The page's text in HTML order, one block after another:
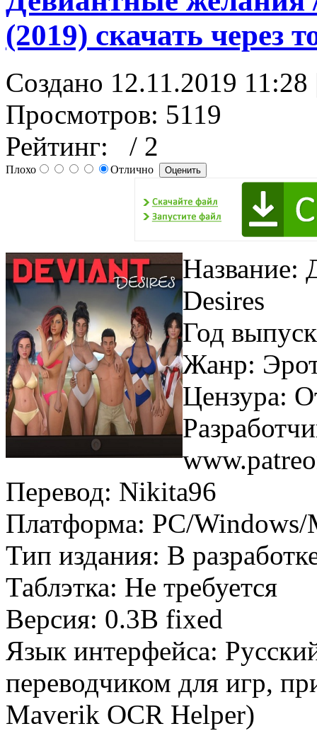
(2019) скачать через
Создано 12.11.2019 11:28
Просмотров: 5119
Рейтинг:
/ 2
Плохо Отлично
Название:
Desires
Год
Жанр:
Цензура:
Перевод: Nikita96
Платформа: PC/
Тип издания: В
Таблэтка: Не требуется
Версия: 0.3B fixed
Язык интерфейса:
переводчиком для игр,
Maverik OCR Helper)